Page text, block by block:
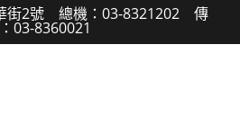
街2號 總機：03-8321202 傳
03-8360021